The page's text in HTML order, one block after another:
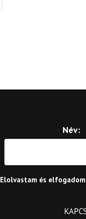
Név:
Elolvastam és